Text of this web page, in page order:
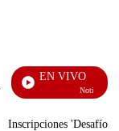
Enviar
EN VIVO
Noticias
Inscripciones 'Desafío'